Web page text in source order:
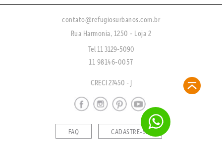
contato@refugiosurbanos.com.br
Rua Harmonia, 1250 - Loja 2
Tel 11 3129-5090
11 98146-0057
CRECI 27450 - J
FAQ CADASTRE-SE